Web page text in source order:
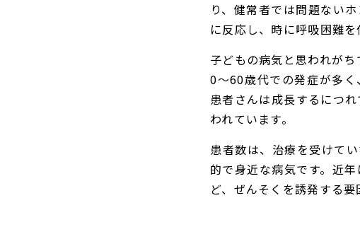
り、健常者では問題ない
に反応し、時に呼吸困難を
子どもの病気と思われが
0～60歳代での発症が多
患者さんは成長するにつ
われています。
患者数は、治療を受けて
的で身近な病気です。近
ど、ぜんそくを誘発する